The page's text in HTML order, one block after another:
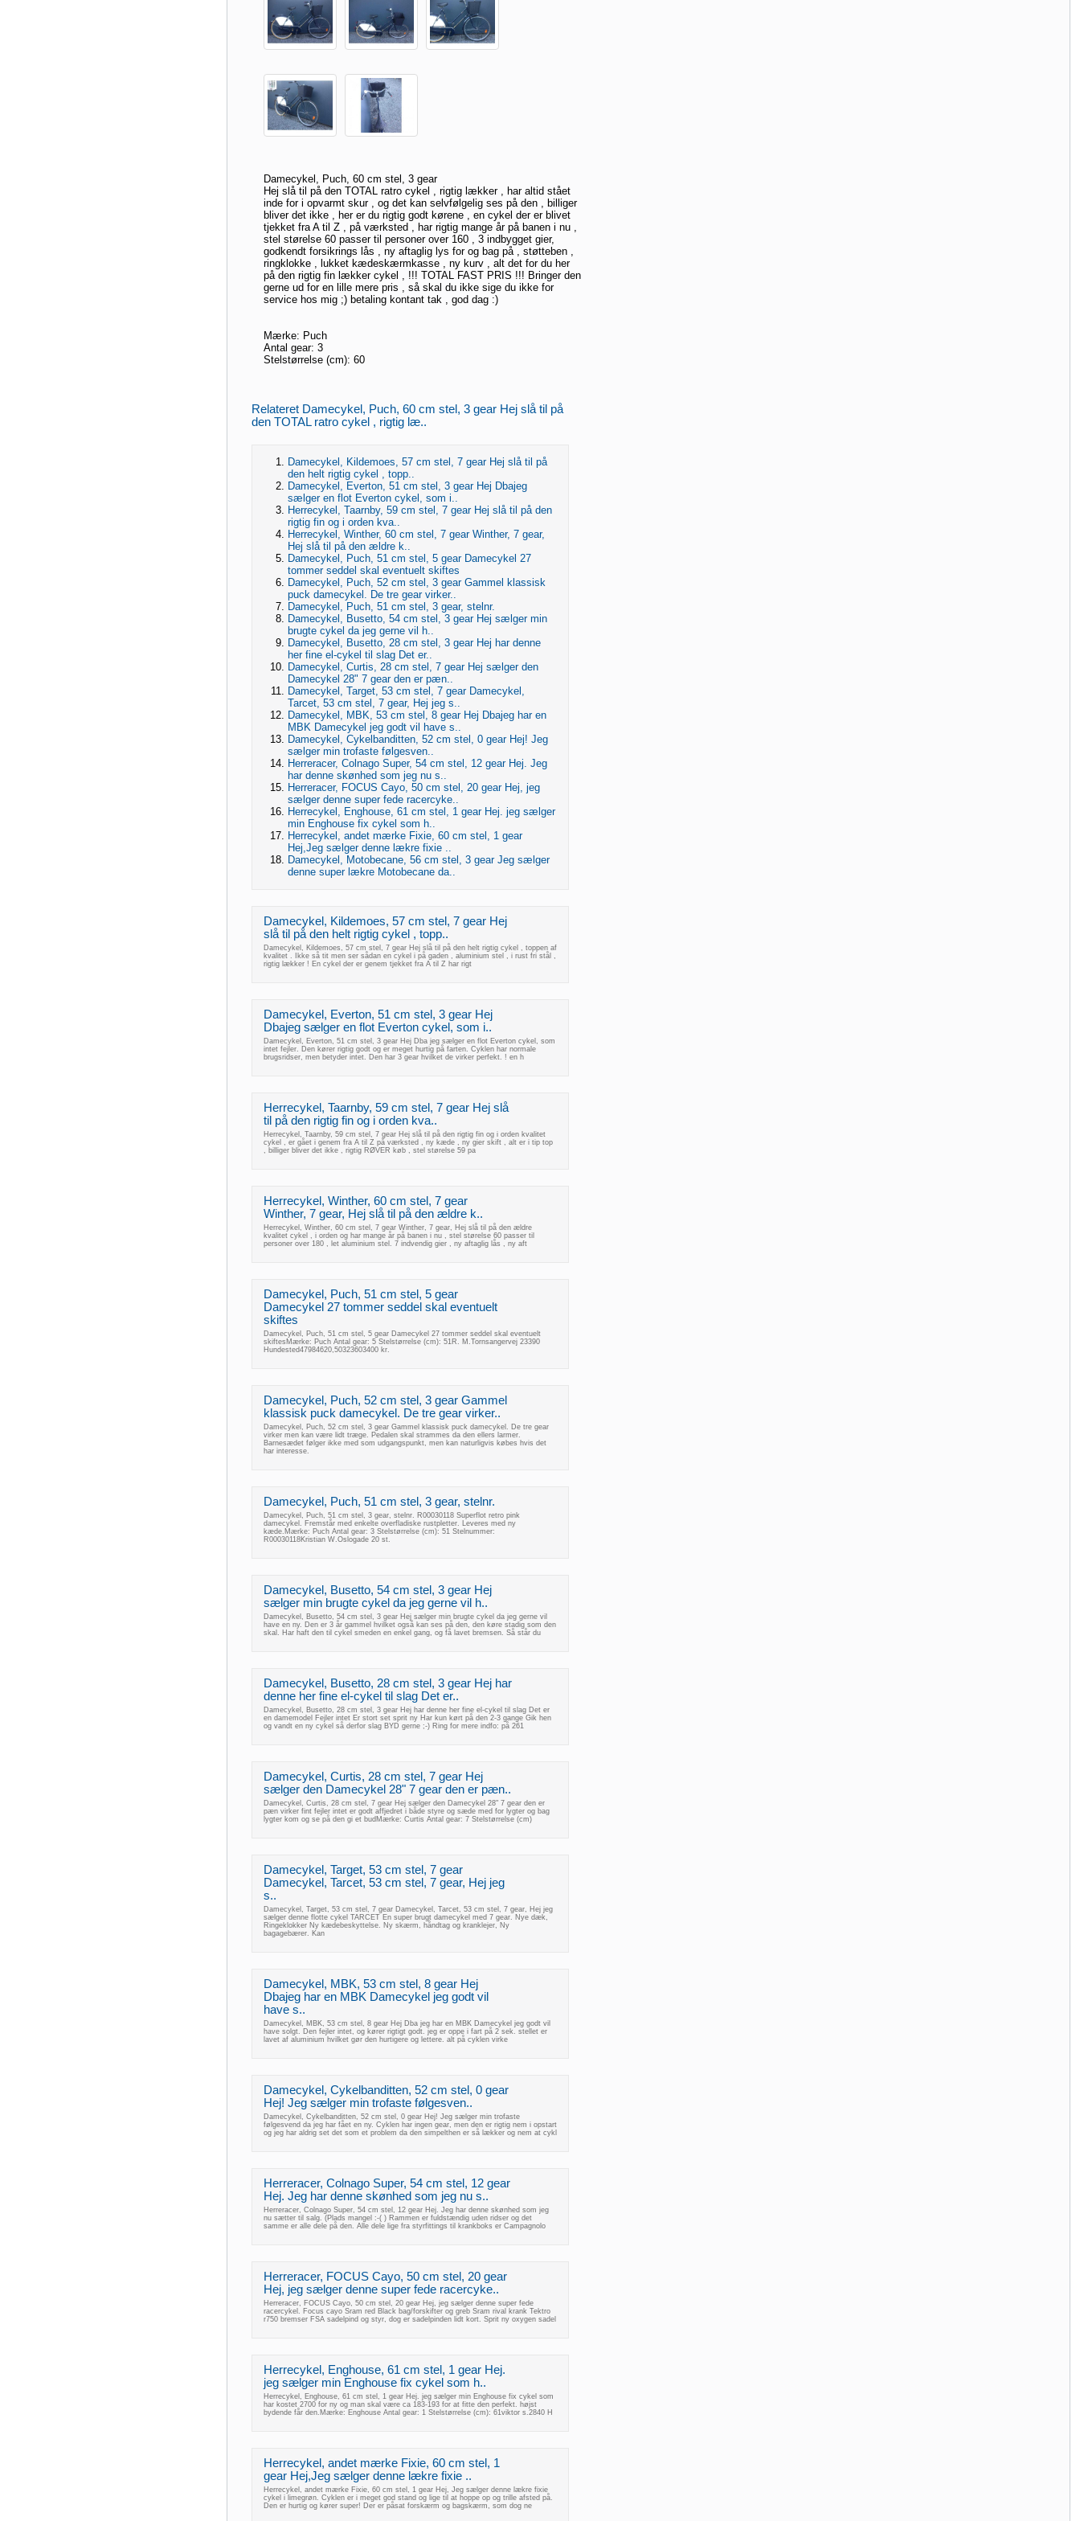
Damecykel, Puch, 60 cm stel, 3 gear
Hej slå til på den TOTAL ratro cykel , rigtig lækker , har altid stået
inde for i opvarmt skur , og det kan selvfølgelig ses på den , billiger
bliver det ikke , her er du rigtig godt kørene , en cykel der er blivet
tjekket fra A til Z , på værksted , har rigtig mange år på banen i nu ,
stel størelse 60 passer til personer over 160 , 3 indbygget gier,
godkendt forsikrings lås , ny aftaglig lys for og bag på , støtteben ,
ringklokke , lukket kædeskærmkasse , ny kurv , alt det for du her
på den rigtig fin lækker cykel , !!! TOTAL FAST PRIS !!! Bringer den
gerne ud for en lille mere pris , så skal du ikke sige du ikke for
service hos mig ;) betaling kontant tak , god dag :)
Mærke: Puch
Antal gear: 3
Stelstørrelse (cm): 60
Relateret Damecykel, Puch, 60 cm stel, 3 gear Hej slå til på
den TOTAL ratro cykel , rigtig læ..
Damecykel, Kildemoes, 57 cm stel, 7 gear Hej slå til på
den helt rigtig cykel , topp..
Damecykel, Everton, 51 cm stel, 3 gear Hej Dbajeg
sælger en flot Everton cykel, som i..
Herrecykel, Taarnby, 59 cm stel, 7 gear Hej slå til på den
rigtig fin og i orden kva..
Herrecykel, Winther, 60 cm stel, 7 gear Winther, 7 gear,
Hej slå til på den ældre k..
Damecykel, Puch, 51 cm stel, 5 gear Damecykel 27
tommer seddel skal eventuelt skiftes
Damecykel, Puch, 52 cm stel, 3 gear Gammel klassisk
puck damecykel. De tre gear virker..
Damecykel, Puch, 51 cm stel, 3 gear, stelnr.
Damecykel, Busetto, 54 cm stel, 3 gear Hej sælger min
brugte cykel da jeg gerne vil h..
Damecykel, Busetto, 28 cm stel, 3 gear Hej har denne
her fine el-cykel til slag Det er..
Damecykel, Curtis, 28 cm stel, 7 gear Hej sælger den
Damecykel 28" 7 gear den er pæn..
Damecykel, Target, 53 cm stel, 7 gear Damecykel,
Tarcet, 53 cm stel, 7 gear, Hej jeg s..
Damecykel, MBK, 53 cm stel, 8 gear Hej Dbajeg har en
MBK Damecykel jeg godt vil have s..
Damecykel, Cykelbanditten, 52 cm stel, 0 gear Hej! Jeg
sælger min trofaste følgesven..
Herreracer, Colnago Super, 54 cm stel, 12 gear Hej. Jeg
har denne skønhed som jeg nu s..
Herreracer, FOCUS Cayo, 50 cm stel, 20 gear Hej, jeg
sælger denne super fede racercyke..
Herrecykel, Enghouse, 61 cm stel, 1 gear Hej. jeg sælger
min Enghouse fix cykel som h..
Herrecykel, andet mærke Fixie, 60 cm stel, 1 gear
Hej,Jeg sælger denne lækre fixie ..
Damecykel, Motobecane, 56 cm stel, 3 gear Jeg sælger
denne super lækre Motobecane da..
Damecykel, Kildemoes, 57 cm stel, 7 gear Hej
slå til på den helt rigtig cykel , topp..
Damecykel, Kildemoes, 57 cm stel, 7 gear Hej slå til på den helt rigtig cykel , toppen af
kvalitet . Ikke så tit men ser sådan en cykel i på gaden , aluminium stel , i rust fri stål ,
rigtig lækker ! En cykel der er genem tjekket fra A til Z har rigt
Damecykel, Everton, 51 cm stel, 3 gear Hej
Dbajeg sælger en flot Everton cykel, som i..
Damecykel, Everton, 51 cm stel, 3 gear Hej Dba jeg sælger en flot Everton cykel, som
intet fejler. Den kører rigtig godt og er meget hurtig på farten. Cyklen har normale
brugsridser, men betyder intet. Den har 3 gear hvilket de virker perfekt. ! en h
Herrecykel, Taarnby, 59 cm stel, 7 gear Hej slå
til på den rigtig fin og i orden kva..
Herrecykel, Taarnby, 59 cm stel, 7 gear Hej slå til på den rigtig fin og i orden kvalitet
cykel , er gået i genem fra A til Z på værksted , ny kæde , ny gier skift , alt er i tip top
, billiger bliver det ikke , rigtig RØVER køb , stel størelse 59 pa
Herrecykel, Winther, 60 cm stel, 7 gear
Winther, 7 gear, Hej slå til på den ældre k..
Herrecykel, Winther, 60 cm stel, 7 gear Winther, 7 gear, Hej slå til på den ældre
kvalitet cykel , i orden og har mange år på banen i nu , stel størelse 60 passer til
personer over 180 , let aluminium stel. 7 indvendig gier , ny aftaglig lås , ny aft
Damecykel, Puch, 51 cm stel, 5 gear
Damecykel 27 tommer seddel skal eventuelt
skiftes
Damecykel, Puch, 51 cm stel, 5 gear Damecykel 27 tommer seddel skal eventuelt
skiftesMærke: Puch Antal gear: 5 Stelstørrelse (cm): 51R. M.Tornsangervej 23390
Hundested47984620,50323603400 kr.
Damecykel, Puch, 52 cm stel, 3 gear Gammel
klassisk puck damecykel. De tre gear virker..
Damecykel, Puch, 52 cm stel, 3 gear Gammel klassisk puck damecykel. De tre gear
virker men kan være lidt træge. Pedalen skal strammes da den ellers larmer.
Barnesædet følger ikke med som udgangspunkt, men kan naturligvis købes hvis det
har interesse.
Damecykel, Puch, 51 cm stel, 3 gear, stelnr.
Damecykel, Puch, 51 cm stel, 3 gear, stelnr. R00030118 Superflot retro pink
damecykel. Fremstår med enkelte overfladiske rustpletter. Leveres med ny
kæde.Mærke: Puch Antal gear: 3 Stelstørrelse (cm): 51 Stelnummer:
R00030118Kristian W.Oslogade 20 st.
Damecykel, Busetto, 54 cm stel, 3 gear Hej
sælger min brugte cykel da jeg gerne vil h..
Damecykel, Busetto, 54 cm stel, 3 gear Hej sælger min brugte cykel da jeg gerne vil
have en ny. Den er 3 år gammel hvilket også kan ses på den, den køre stadig som den
skal. Har haft den til cykel smeden en enkel gang, og få lavet bremsen. Så står du
Damecykel, Busetto, 28 cm stel, 3 gear Hej har
denne her fine el-cykel til slag Det er..
Damecykel, Busetto, 28 cm stel, 3 gear Hej har denne her fine el-cykel til slag Det er
en damemodel Fejler intet Er stort set sprit ny Har kun kørt på den 2-3 gange Gik hen
og vandt en ny cykel så derfor slag BYD gerne ;-) Ring for mere indfo: på 261
Damecykel, Curtis, 28 cm stel, 7 gear Hej
sælger den Damecykel 28" 7 gear den er pæn..
Damecykel, Curtis, 28 cm stel, 7 gear Hej sælger den Damecykel 28" 7 gear den er
pæn virker fint fejler intet er godt affjedret i både styre og sæde med for lygter og bag
lygter kom og se på den gi et budMærke: Curtis Antal gear: 7 Stelstørrelse (cm)
Damecykel, Target, 53 cm stel, 7 gear
Damecykel, Tarcet, 53 cm stel, 7 gear, Hej jeg
s..
Damecykel, Target, 53 cm stel, 7 gear Damecykel, Tarcet, 53 cm stel, 7 gear, Hej jeg
sælger denne flotte cykel TARCET En super brugt damecykel med 7 gear. Nye dæk,
Ringeklokker Ny kædebeskyttelse. Ny skærm, håndtag og kranklejer, Ny
bagagebærer. Kan
Damecykel, MBK, 53 cm stel, 8 gear Hej
Dbajeg har en MBK Damecykel jeg godt vil
have s..
Damecykel, MBK, 53 cm stel, 8 gear Hej Dba jeg har en MBK Damecykel jeg godt vil
have solgt. Den fejler intet, og kører rigtigt godt. jeg er oppe i fart på 2 sek. stellet er
lavet af aluminium hvilket gør den hurtigere og lettere. alt på cyklen virke
Damecykel, Cykelbanditten, 52 cm stel, 0 gear
Hej! Jeg sælger min trofaste følgesven..
Damecykel, Cykelbanditten, 52 cm stel, 0 gear Hej! Jeg sælger min trofaste
følgesvend da jeg har fået en ny. Cyklen har ingen gear, men den er rigtig nem i opstart
og jeg har aldrig set det som et problem da den simpelthen er så lækker og nem at cykl
Herreracer, Colnago Super, 54 cm stel, 12 gear
Hej. Jeg har denne skønhed som jeg nu s..
Herreracer, Colnago Super, 54 cm stel, 12 gear Hej. Jeg har denne skønhed som jeg
nu sætter til salg. (Plads mangel :-( ) Rammen er fuldstændig uden ridser og det
samme er alle dele på den. Alle dele lige fra styrfittings til krankboks er Campagnolo
Herreracer, FOCUS Cayo, 50 cm stel, 20 gear
Hej, jeg sælger denne super fede racercyke..
Herreracer, FOCUS Cayo, 50 cm stel, 20 gear Hej, jeg sælger denne super fede
racercykel. Focus cayo Sram red Black bag/forskifter og greb Sram rival krank Tektro
r750 bremser FSA sadelpind og styr, dog er sadelpinden lidt kort. Sprit ny oxygen sadel
Herrecykel, Enghouse, 61 cm stel, 1 gear Hej.
jeg sælger min Enghouse fix cykel som h..
Herrecykel, Enghouse, 61 cm stel, 1 gear Hej. jeg sælger min Enghouse fix cykel som
har kostet 2700 for ny og man skal være ca 183-193 for at fitte den perfekt. højst
bydende får den.Mærke: Enghouse Antal gear: 1 Stelstørrelse (cm): 61viktor s.2840 H
Herrecykel, andet mærke Fixie, 60 cm stel, 1
gear Hej,Jeg sælger denne lækre fixie ..
Herrecykel, andet mærke Fixie, 60 cm stel, 1 gear Hej, Jeg sælger denne lækre fixie
cykel i limegrøn. Cyklen er i meget god stand og lige til at hoppe op og trille afsted på.
Den er hurtig og kører super! Der er påsat forskærm og bagskærm, som dog ne